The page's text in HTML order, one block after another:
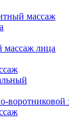
массаж
массаж лица
воротниковой